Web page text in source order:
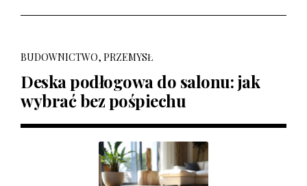
BUDOWNICTWO, PRZEMYSŁ
Deska podłogowa do salonu: jak
wybrać bez pośpiechu